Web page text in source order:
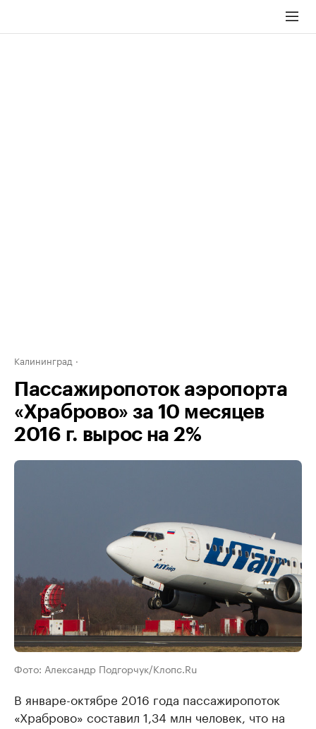
Калининград
Пассажиропоток аэропорта
«Храброво» за 10 месяцев
2016 г. вырос на 2%
Фото: Александр Подгорчук/Клопс.Ru
В январе-октябре 2016 года пассажиропоток
«Храброво» составил 1,34 млн человек, что на